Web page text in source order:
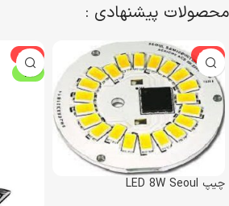
محصولات پیشنهادی :
-29%
چیپ LED 8W Seoul
-10%
ویژه